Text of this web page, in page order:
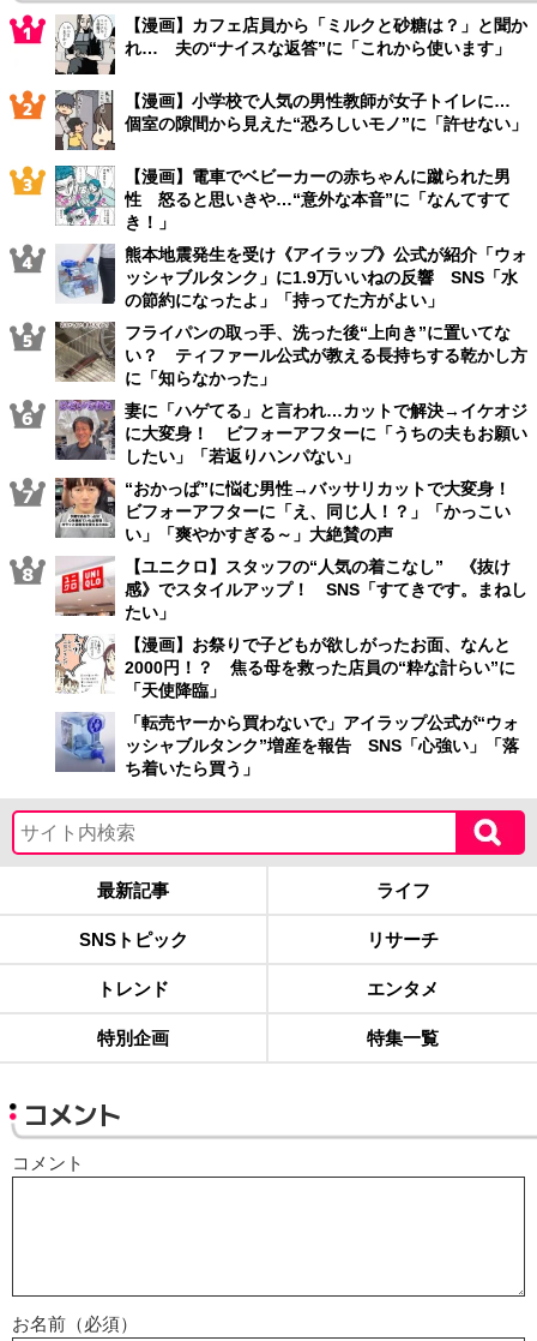
【漫画】カフェ店員から「ミルクと砂糖は？」と聞か
れ… 夫の“ナイスな返答”に「これから使います」
【漫画】小学校で人気の男性教師が女子トイレに…
個室の隙間から見えた“恐ろしいモノ”に「許せない」
【漫画】電車でベビーカーの赤ちゃんに蹴られた男
性 怒ると思いきや…“意外な本音”に「なんてすて
き！」
熊本地震発生を受け《アイラップ》公式が紹介「ウォ
ッシャブルタンク」に1.9万いいねの反響 SNS「水
の節約になったよ」「持ってた方がよい」
フライパンの取っ手、洗った後“上向き”に置いてな
い？ ティファール公式が教える長持ちする乾かし方
に「知らなかった」
妻に「ハゲてる」と言われ…カットで解決→イケオジ
に大変身！ ビフォーアフターに「うちの夫もお願い
したい」「若返りハンパない」
“おかっぱ”に悩む男性→バッサリカットで大変身！
ビフォーアフターに「え、同じ人！？」「かっこい
い」「爽やかすぎる～」大絶賛の声
【ユニクロ】スタッフの“人気の着こなし” 《抜け
感》でスタイルアップ！ SNS「すてきです。まねし
たい」
【漫画】お祭りで子どもが欲しがったお面、なんと
2000円！？ 焦る母を救った店員の“粋な計らい”に
「天使降臨」
「転売ヤーから買わないで」アイラップ公式が“ウォ
ッシャブルタンク”増産を報告 SNS「心強い」「落
ち着いたら買う」
最新記事 ライフ
SNSトピック リサーチ
トレンド エンタメ
特別企画 特集一覧
コメント
コメント
お名前（必須）